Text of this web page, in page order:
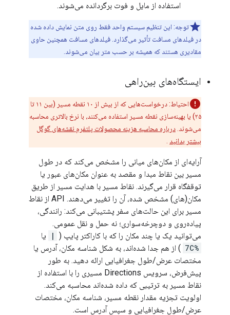
استفاده از مایل و فوت برگردانده می‌شوند.
توجه: این تنظیم سیستم واحد فقط روی متن نمایش داده شده
در فیلدهای مسافت تأثیر می‌گذارد. فیلدهای مسافت همچنین حاوی
مقادیری هستند که همیشه بر حسب متر بیان می‌شوند.
ایستگاه‌های بین‌راهی
احتیاط: درخواست‌هایی که از بیش از ۱۰ نقطه مسیر (بین ۱۱ تا
۲۵) یا بهینه‌سازی نقطه مسیر استفاده می‌کنند، با نرخ بالاتری محاسبه
می‌شوند. درباره محاسبه هزینه محصولات پلتفرم نقشه‌های گوگل
بیشتر بدانید
آرایه‌ای از مکان‌های میانی را مشخص می‌کند که در طول
مسیر بین نقاط مبدا و مقصد به عنوان مکان‌های عبور یا
توقفگاه قرار می‌گیرند. نقاط مسیر با هدایت مسیر از طریق
مکان(های) مشخص شده، آن را تغییر می‌دهند. API از نقاط
مسیر برای این حالت‌های سفر پشتیبانی می‌کند: رانندگی،
پیاده‌روی و دوچرخه‌سواری؛ نه حمل و نقل عمومی.
می‌توانید یک یا چند مکان را که با کاراکتر پایپ ( |
یا
%7C
) از هم جدا شده‌اند، به شکل شناسه مکان، آدرس یا
مختصات عرض/طول جغرافیایی ارائه دهید. به طور
پیش‌فرض، سرویس Directions مسیری را با استفاده از
نقاط مسیر به ترتیبی که داده شده‌اند محاسبه می‌کند.
اولویت تجزیه مقدار نقطه مسیر، شناسه مکان، مختصات
عرض/طول جغرافیایی و سپس آدرس است.